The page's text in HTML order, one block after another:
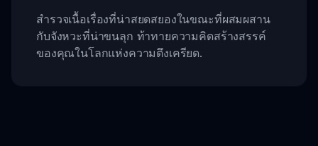
สำรวจเนื้อเรื่องที่น่าสยดสยองในขณะที่ผสมผสาน
กับจังหวะที่น่าขนลุก ท้าทายความคิดสร้างสรรค์
ของคุณในโลกแห่งความตึงเครียด.